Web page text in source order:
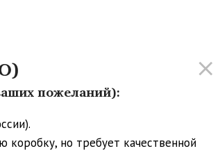
пожеланий):
коробку, но требует качественной